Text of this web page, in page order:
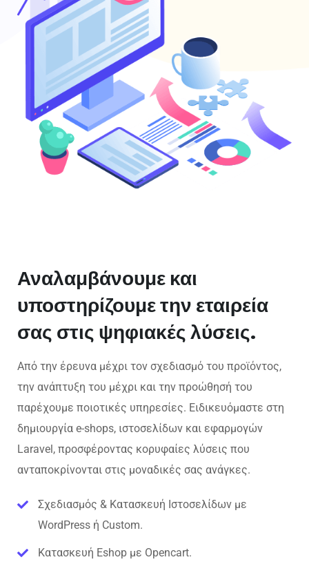
Αναλαμβάνουμε και
υποστηρίζουμε την εταιρεία
σας στις ψηφιακές λύσεις.
Από την έρευνα μέχρι τον σχεδιασμό του προϊόντος,
την ανάπτυξη του μέχρι και την προώθησή του
παρέχουμε ποιοτικές υπηρεσίες. Ειδικευόμαστε στη
δημιουργία e-shops, ιστοσελίδων και εφαρμογών
Laravel, προσφέροντας κορυφαίες λύσεις που
ανταποκρίνονται στις μοναδικές σας ανάγκες.
Σχεδιασμός & Κατασκευή Ιστοσελίδων με
WordPress ή Custom.
Κατασκευή Eshop με Opencart.